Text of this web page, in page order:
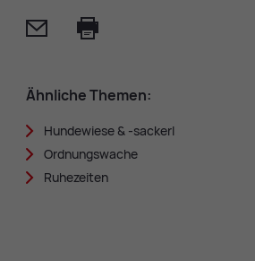
Mail
Ähn­li­che The­men:
Hun­de­wie­se & -sa­ckerl
Ord­nungs­wa­che
Ru­he­zei­ten